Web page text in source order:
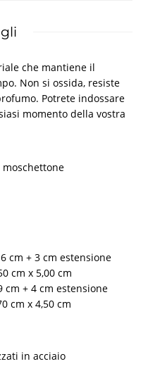
che mantiene il
Non si ossida, resiste
Potrete indossare
momento della vostra
cm + 3 cm estensione
cm x 5,00 cm
cm + 4 cm estensione
cm x 4,50 cm
in acciaio